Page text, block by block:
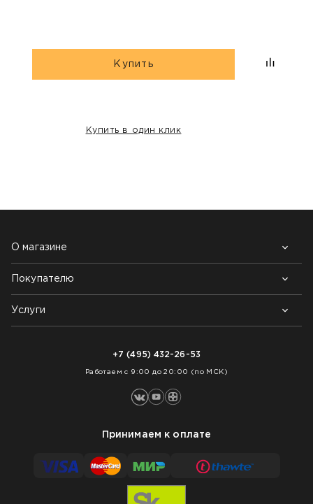
Купить
Купить в один клик
О магазине
Почему выбирают нас
Контакты
Блог
Покупателю
Возврат товара
Как заказать
Услуги
+7 (495) 432-26-53
Работаем с 9:00 до 20:00 (по МСК)
Принимаем к оплате